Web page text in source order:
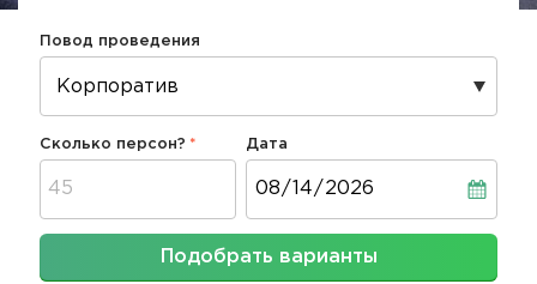
Повод проведения
Сколько персон? Дата
Подобрать варианты